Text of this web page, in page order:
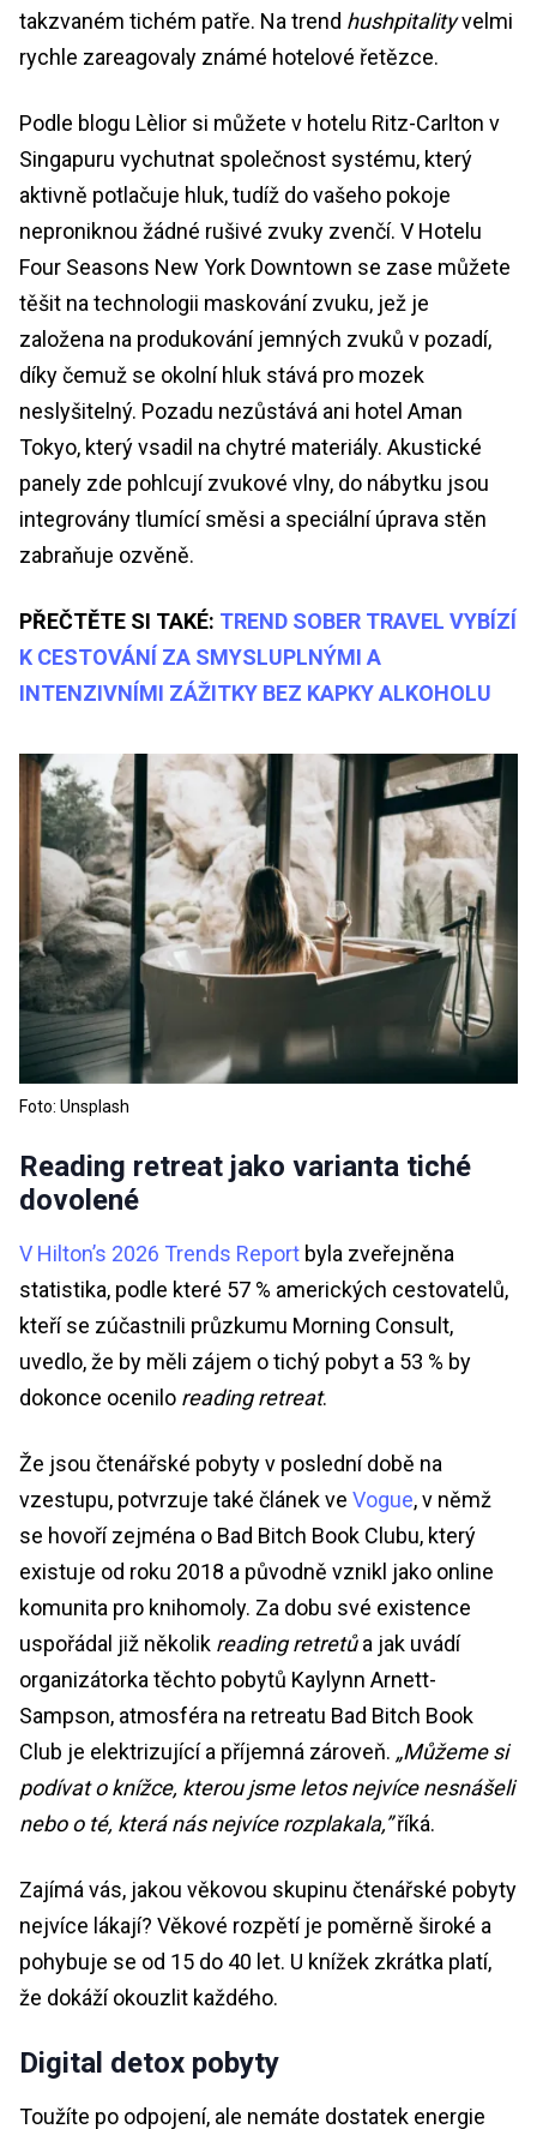
takzvaném tichém patře. Na trend hushpitalityvelmi
rychle zareagovaly známé hotelové řetězce.
Podle blogu Lèlior si můžete v hotelu Ritz-Carlton v
Singapuru vychutnat společnost systému, který
aktivně potlačuje hluk, tudíž do vašeho pokoje
neproniknou žádné rušivé zvuky zvenčí. V Hotelu
Four Seasons New York Downtown se zase můžete
těšit na technologii maskování zvuku, jež je
založena na produkování jemných zvuků v pozadí,
díky čemuž se okolní hluk stává pro mozek
neslyšitelný. Pozadu nezůstává ani hotel Aman
Tokyo, který vsadil na chytré materiály. Akustické
panely zde pohlcují zvukové vlny, do nábytku jsou
integrovány tlumící směsi a speciální úprava stěn
zabraňuje ozvěně.
PŘEČTĚTE SI TAKÉ: TREND SOBER TRAVEL VYBÍZÍ
K CESTOVÁNÍ ZA SMYSLUPLNÝMI A
INTENZIVNÍMI ZÁŽITKY BEZ KAPKY ALKOHOLU
Foto: Unsplash
Reading retreat jako varianta tiché
dovolené
V Hilton’s 2026 Trends Report byla zveřejněna
statistika, podle které 57 % amerických cestovatelů,
kteří se zúčastnili průzkumu Morning Consult,
uvedlo, že by měli zájem o tichý pobyt a 53 % by
dokonce ocenilo reading retreat.
Že jsou čtenářské pobyty v poslední době na
vzestupu, potvrzuje také článek ve Vogue, v němž
se hovoří zejména o Bad Bitch Book Clubu, který
existuje od roku 2018 a původně vznikl jako online
komunita pro knihomoly. Za dobu své existence
uspořádal již několik reading retretůa jak uvádí
organizátorka těchto pobytů Kaylynn Arnett-
Sampson, atmosféra na retreatu Bad Bitch Book
Club je elektrizující a příjemná zároveň. „Můžeme si
podívat o knížce, kterou jsme letos nejvíce nesnášeli
nebo o té, která nás nejvíce rozplakala,”říká.
Zajímá vás, jakou věkovou skupinu čtenářské pobyty
nejvíce lákají? Věkové rozpětí je poměrně široké a
pohybuje se od 15 do 40 let. U knížek zkrátka platí,
že dokáží okouzlit každého.
Digital detox pobyty
Toužíte po odpojení, ale nemáte dostatek energie